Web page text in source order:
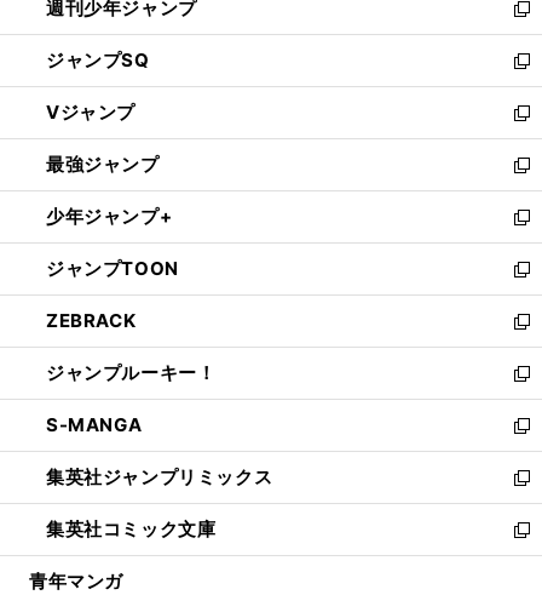
く
週刊少年ジャンプ
新
し
い
ウ
ィ
ン
ド
ウ
で
開
く
ジャンプSQ
新
し
い
ウ
ィ
ン
ド
ウ
で
開
く
Vジャンプ
新
し
い
ウ
ィ
ン
ド
ウ
で
開
く
最強ジャンプ
新
し
い
ウ
ィ
ン
ド
ウ
で
開
く
少年ジャンプ+
新
し
い
ウ
ィ
ン
ド
ウ
で
開
く
ジャンプTOON
新
し
い
ウ
ィ
ン
ド
ウ
で
開
く
ZEBRACK
新
し
い
ウ
ィ
ン
ド
ウ
で
開
ジャンプルーキー！
新
し
い
ウ
ィ
ン
ド
ウ
S-MANGA
新
し
い
ウ
ィ
ン
集英社ジャンプリミックス
新
し
い
ウ
集英社コミック文庫
新
し
青年マンガ